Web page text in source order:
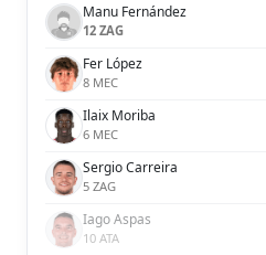
Manu Fernández
12 ZAG
Fer López
8 MEC
Ilaix Moriba
6 MEC
Sergio Carreira
5 ZAG
Iago Aspas
10 ATA